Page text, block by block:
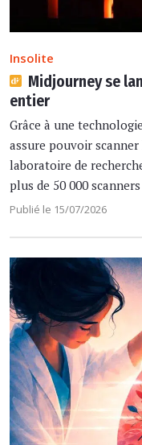
Insolite
Midjourney se
entier
Grâce à une
assure pouvoir
laboratoire de
plus de 50 000
Publié le 15/07/2026